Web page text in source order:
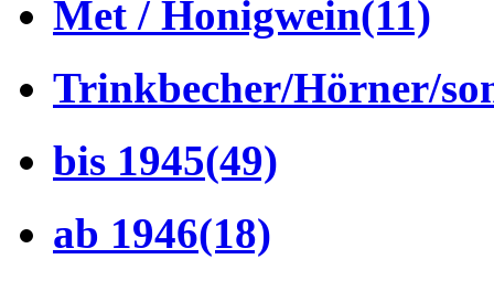
Met / Honigwein(11)
Trinkbecher/Hörner/
bis 1945(49)
ab 1946(18)